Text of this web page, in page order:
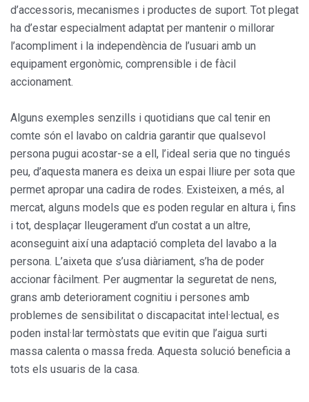
d’accessoris, mecanismes i productes de suport. Tot plegat
ha d’estar especialment adaptat per mantenir o millorar
l’acompliment i la independència de l’usuari amb un
equipament ergonòmic, comprensible i de fàcil
accionament.
Alguns exemples senzills i quotidians que cal tenir en
comte són el lavabo on caldria garantir que qualsevol
persona pugui acostar-se a ell, l’ideal seria que no tingués
peu, d’aquesta manera es deixa un espai lliure per sota que
permet apropar una cadira de rodes. Existeixen, a més, al
mercat, alguns models que es poden regular en altura i, fins
i tot, desplaçar lleugerament d’un costat a un altre,
aconseguint així una adaptació completa del lavabo a la
persona. L’aixeta que s’usa diàriament, s’ha de poder
accionar fàcilment. Per augmentar la seguretat de nens,
grans amb deteriorament cognitiu i persones amb
problemes de sensibilitat o discapacitat intel·lectual, es
poden instal·lar termòstats que evitin que l’aigua surti
massa calenta o massa freda. Aquesta solució beneficia a
tots els usuaris de la casa.